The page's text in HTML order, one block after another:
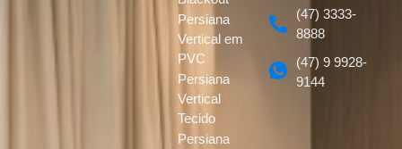
Persiana
Vertical em
PVC
Persiana
Vertical
Tecido
Persiana
(47) 3333-
8888
(47) 9 9928-
9144